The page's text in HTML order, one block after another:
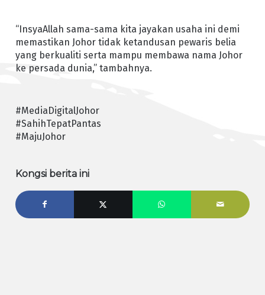
“InsyaAllah sama-sama kita jayakan usaha ini demi
memastikan Johor tidak ketandusan pewaris belia
yang berkualiti serta mampu membawa nama Johor
ke persada dunia,” tambahnya.
#MediaDigitalJohor
#SahihTepatPantas
#MajuJohor
Kongsi berita ini